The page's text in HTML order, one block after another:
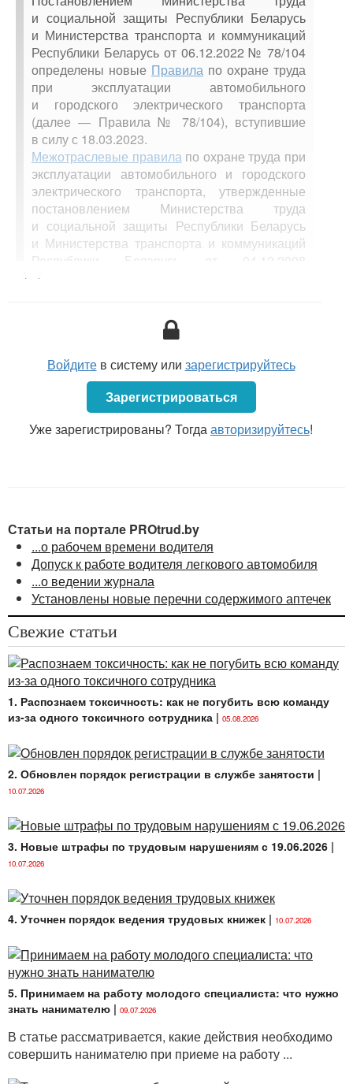
и социальной защиты Республики Беларусь
и Министерства транспорта и коммуникаций
Республики Беларусь от 06.12.2022 № 78/104
определены новые Правила по охране труда
при эксплуатации автомобильного
и городского электрического транспорта
(далее — Правила № 78/104), вступившие
в силу с 18.03.2023.
Межотраслевые правилапо охране труда при
эксплуатации автомобильного и городского
электрического транспорта, утвержденные
постановлением Министерства труда
и социальной защиты Республики Беларусь
и Министерства транспорта и коммуникаций
Республики Беларусь от 04.12.2008
№ 180/128, признаны утратившими силу
Структура правил не изменилась, и, как и ранее
действовавшиеПравила № 180/128, новые
состоят из 6 глав.
При этом положения Правил № 78/104более
существенно детализированы и состоят из 241
Войдитев систему или зарегистрируйтесь
Зарегистрироваться
Уже зарегистрированы? Тогдаавторизируйтесь!
Статьи на портале PROtrud.by
...о рабочем времени водителя
Допуск к работе водителя легкового автомобиля
...о ведении журнала
Установлены новые перечни содержимого аптечек
Свежие статьи
1. Распознаем токсичность: как не погубить всю команду
из-за одного токсичного сотрудника | 05.08.2026
2. Обновлен порядок регистрации в службе занятости |
10.07.2026
3. Новые штрафы по трудовым нарушениям с 19.06.2026 |
10.07.2026
4. Уточнен порядок ведения трудовых книжек | 10.07.2026
5. Принимаем на работу молодого специалиста: что нужно
знать нанимателю | 09.07.2026
В статье рассматривается, какие действия необходимо
совершить нанимателю при приеме на работу ...